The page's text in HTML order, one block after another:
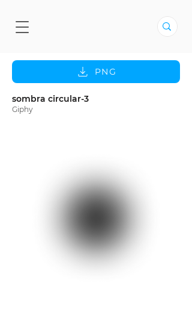
PNG
sombra circular-3
Giphy